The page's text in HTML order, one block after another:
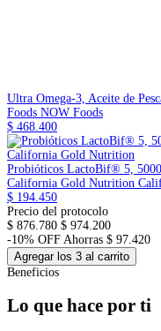
Ultra Omega-3, Aceite de
Foods NOW Foods
$ 468.400
Probióticos LactoBif® 5, 5000
California Gold Nutrition
$ 194.450
Precio del protocolo
$ 876.780 $ 974.200
-10% OFF Ahorras $ 97.420
Agregar los 3 al carrito
Beneficios
Lo que hace por ti